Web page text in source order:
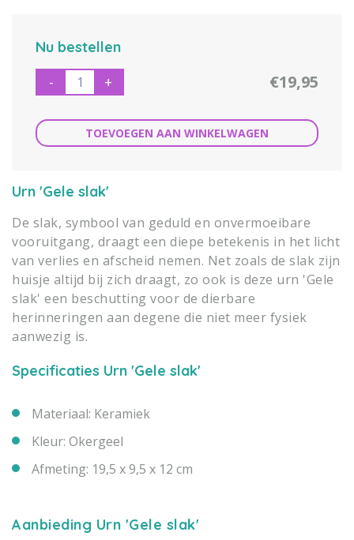
Nu bestellen
- + €19,95
TOEVOEGEN AAN WINKELWAGEN
Urn 'Gele slak'
De slak, symbool van geduld en onvermoeibare
vooruitgang, draagt een diepe betekenis in het licht
van verlies en afscheid nemen. Net zoals de slak zijn
huisje altijd bij zich draagt, zo ook is deze urn 'Gele
slak' een beschutting voor de dierbare
herinneringen aan degene die niet meer fysiek
aanwezig is.
Specificaties Urn 'Gele slak'
Materiaal: Keramiek
Kleur: Okergeel
Afmeting: 19,5 x 9,5 x 12 cm
Aanbieding Urn 'Gele slak'